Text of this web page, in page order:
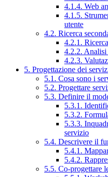
4.1.4. Web
4.1.5.
utente
4.2. Ricerca
4.2.1.
4.2.2. Analisi
4.2.3.
5. Progettazione dei
5.1. Cosa sono i
5.2. Progettare
5.3. Definire il
5.3.1.
5.3.2.
5.3.3.
servizio
5.4. Descrivere il
5.4.1.
5.4.2.
5.5. Co-progettare